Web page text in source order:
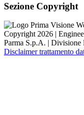
Sezione Copyright
Copyright 2026 |
Parma S.p.A. |
Disclaimer trattamento